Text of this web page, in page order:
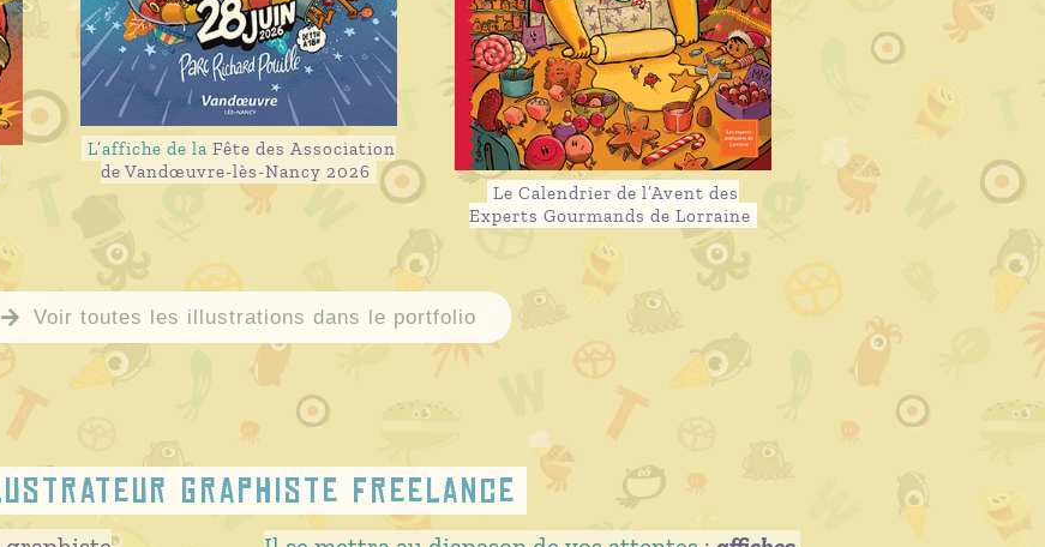
L’affiche de la Fête des Association
de Vandœuvre-lès-Nancy 2026
Le Calendrier de l’Avent des
Experts Gourmands de Lorraine
Voir toutes les illustrations dans le portfolio
graphiste freelance